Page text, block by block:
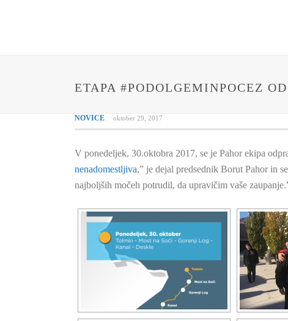
ETAPA #PODOLGEMINPOCEZ
NOVICE oktober 29, 2017
V ponedeljek, 30.oktobra 2017, se je Pahor ekipa
nenadomestljiva,” je dejal predsednik Borut Pahor in
najboljših močeh potrudil, da upravičim vaše